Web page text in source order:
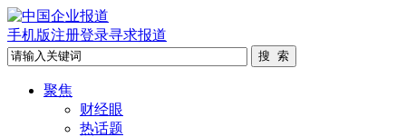
手机版注册登录寻求报道
聚焦
财经眼
热话题